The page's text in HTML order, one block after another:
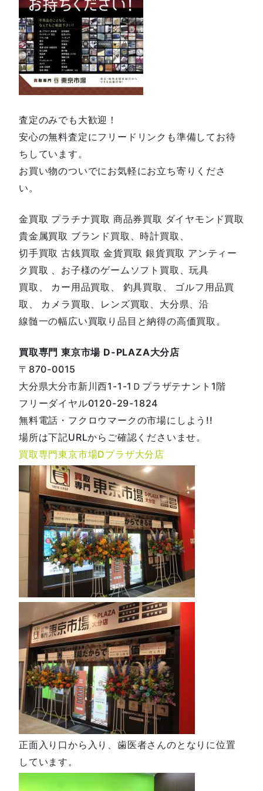
査定のみでも大歓迎！
安心の無料査定にフリードリンクも準備してお待
ちしています。
お買い物のついでにお気軽にお立ち寄りくださ
い。
金買取 プラチナ買取 商品券買取 ダイヤモンド買取
貴金属買取 ブランド買取、時計買取、
切手買取 古銭買取 金貨買取 銀貨買取 アンティー
ク買取 、お子様のゲームソフト買取、玩具
買取、 カー用品買取、 釣具買取、 ゴルフ用品買
取、 カメラ買取、レンズ買取、大分県、沿
線髄一の幅広い買取り品目と納得の高価買取。
買取専門 東京市場 D-PLAZA大分店
〒870-0015
大分県大分市新川西1-1-1Ｄプラザテナント1階
フリーダイヤル0120-29-1824
無料電話・フクロウマークの市場にしよう!!
場所は下記URLからご確認くださいませ。
買取専門東京市場Dプラザ大分店
正面入り口から入り、歯医者さんのとなりに位置
しています。